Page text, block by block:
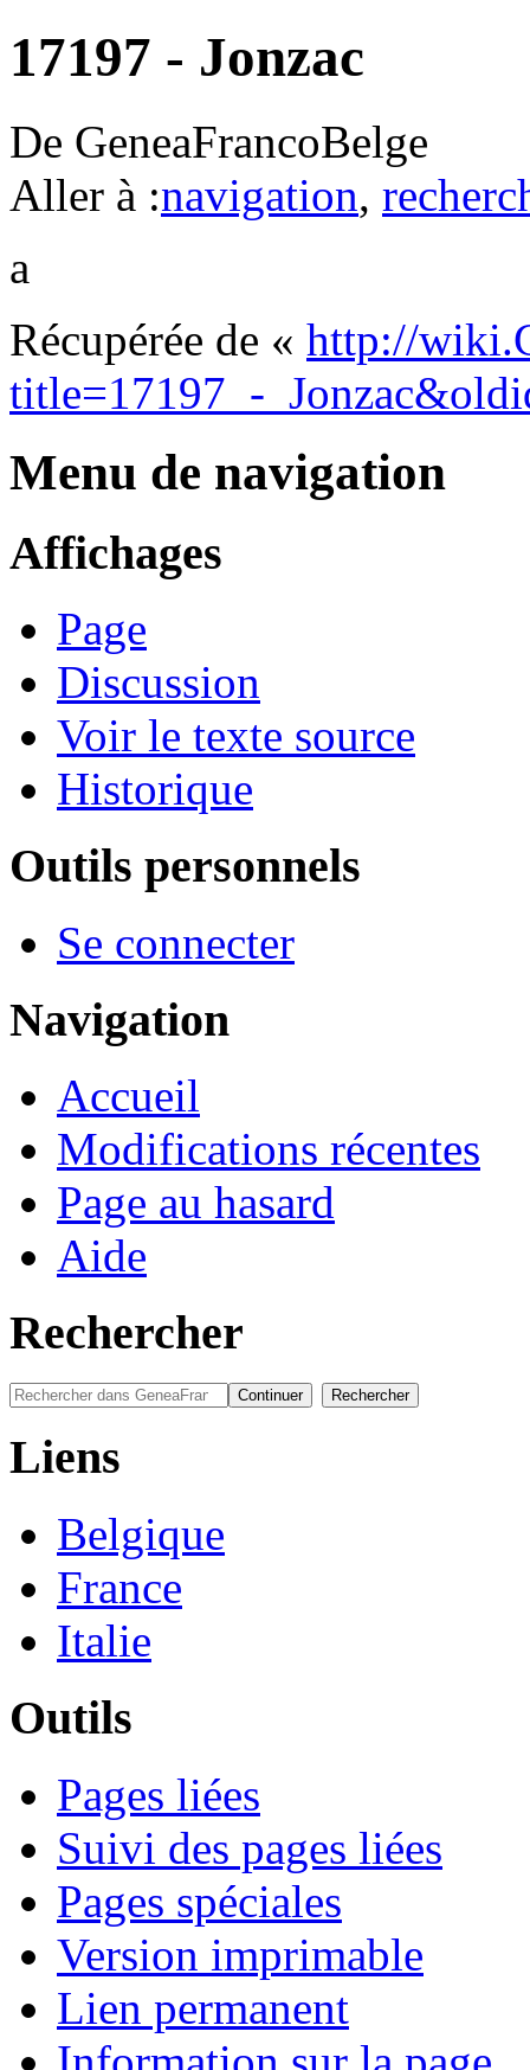
17197 - Jonzac
De GeneaFrancoBelge
Aller à :navigation,
a
Récupérée de « http://
title=17197_-
Menu de navigation
Affichages
Page
Discussion
Voir le texte source
Historique
Outils personnels
Se connecter
Navigation
Accueil
Modifications récentes
Page au hasard
Aide
Rechercher
Liens
Belgique
France
Italie
Outils
Pages liées
Suivi des pages liées
Pages spéciales
Version imprimable
Lien permanent